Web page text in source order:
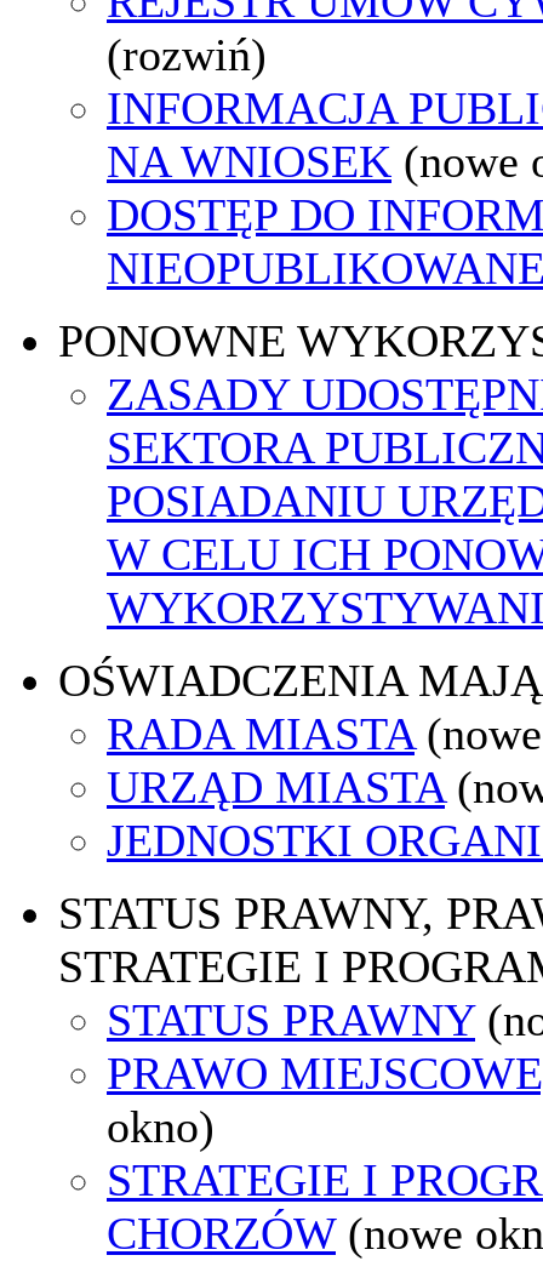
(rozwiń)
INFORMACJA
NA WNIOSEK (nowe
DOSTĘP DO
PONOWNE
ZASADY
SEKTORA
POSIADANIU
W CELU ICH
OŚWIADCZENIA
RADA MIASTA
URZĄD MIASTA
JEDNOSTKI
STATUS PRAWNY,
STRATEGIE I
STATUS PRAWNY
PRAWO
okno)
STRATEGIE I
CHORZÓW (nowe